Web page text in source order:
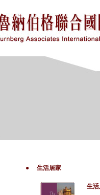
● 生活居家
生